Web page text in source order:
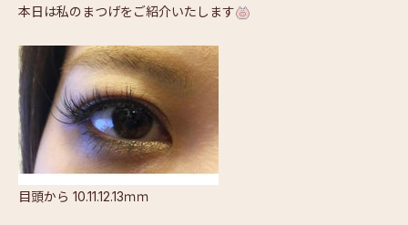
本日は私のまつげをご紹介いたします
目頭から 10.11.12.13ｍｍ